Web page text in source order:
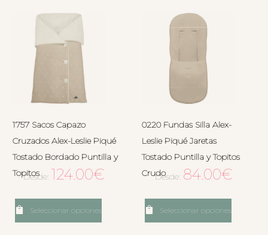
1757 Sacos Capazo
Cruzados Alex-Leslie Piqué
Tostado Bordado Puntilla y
Topitos
Desde: 124.00€
Seleccionar opciones
0220 Fundas Silla Alex-
Leslie Piqué Jaretas
Tostado Puntilla y Topitos
CrudoDesde: 84.00€
Seleccionar opciones